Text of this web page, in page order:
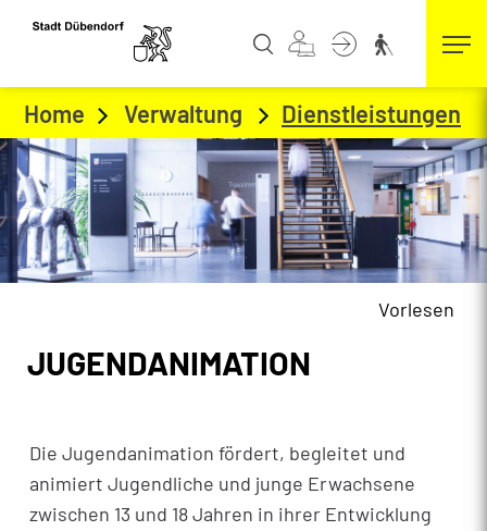
Kopfzeile
Vorlesen
Home Verwaltung Dienstleistungen
Inhalt
JUGENDANIMATION
Die Jugendanimation fördert, begleitet und
animiert Jugendliche und junge Erwachsene
zwischen 13 und 18 Jahren in ihrer Entwicklung
Zugehörige Objekte